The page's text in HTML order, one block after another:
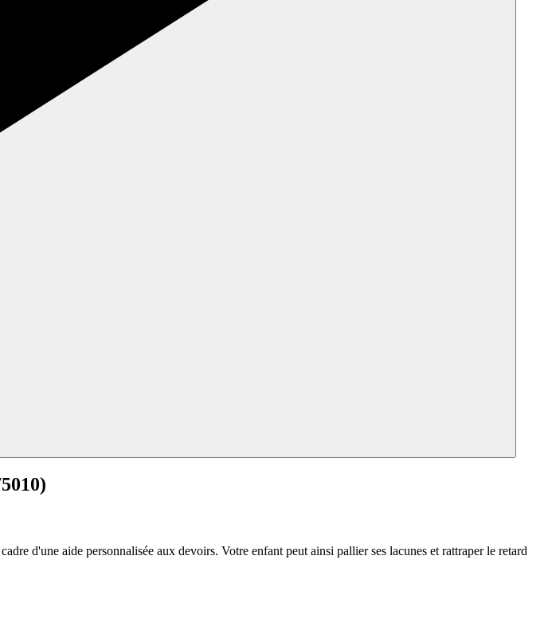
d'une aide personnalisée aux devoirs. Votre enfant peut ainsi pallier ses lacunes et rattraper le retard